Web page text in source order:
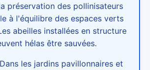
préservation des pollinisateurs
à l'équilibre des espaces verts
abeilles installées en structure
hélas être sauvées.
Dans les jardins pavillonnaires et